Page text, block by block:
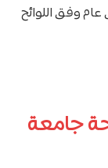
عام وفق اللوائح
جامعة